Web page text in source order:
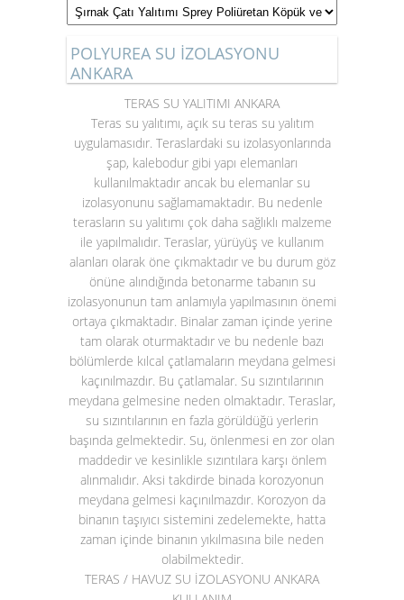
POLYUREA SU İZOLASYONU
ANKARA
TERAS SU YALITIMI ANKARA
Teras su yalıtımı, açık su teras su yalıtım
uygulamasıdır. Teraslardaki su izolasyonlarında
şap, kalebodur gibi yapı elemanları
kullanılmaktadır ancak bu elemanlar su
izolasyonunu sağlamamaktadır. Bu nedenle
terasların su yalıtımı çok daha sağlıklı malzeme
ile yapılmalıdır. Teraslar, yürüyüş ve kullanım
alanları olarak öne çıkmaktadır ve bu durum göz
önüne alındığında betonarme tabanın su
izolasyonunun tam anlamıyla yapılmasının önemi
ortaya çıkmaktadır. Binalar zaman içinde yerine
tam olarak oturmaktadır ve bu nedenle bazı
bölümlerde kılcal çatlamaların meydana gelmesi
kaçınılmazdır. Bu çatlamalar. Su sızıntılarının
meydana gelmesine neden olmaktadır. Teraslar,
su sızıntılarının en fazla görüldüğü yerlerin
başında gelmektedir. Su, önlenmesi en zor olan
maddedir ve kesinlikle sızıntılara karşı önlem
alınmalıdır. Aksi takdirde binada korozyonun
meydana gelmesi kaçınılmazdır. Korozyon da
binanın taşıyıcı sistemini zedelemekte, hatta
zaman içinde binanın yıkılmasına bile neden
olabilmektedir.
TERAS / HAVUZ SU İZOLASYONU ANKARA